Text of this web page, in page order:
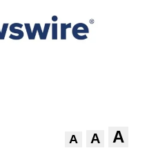
A A A